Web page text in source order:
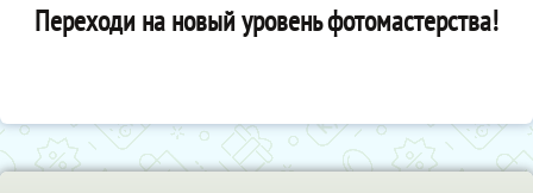
Переходи на новый уровень фотомастерства!